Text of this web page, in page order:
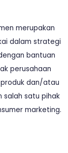
merupakan
dalam strategi
bantuan
perusahaan
dan/atau
salah satu pihak
marketing.